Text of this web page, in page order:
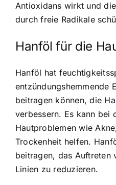
Antioxidans wirkt und
durch freie Radikale
Hanföl für die
Hanföl hat
entzündungshemmende
beitragen können, die
verbessern. Es kann bei
Hautproblemen wie
Trockenheit helfen.
beitragen, das Auftreten
Linien zu reduzieren.